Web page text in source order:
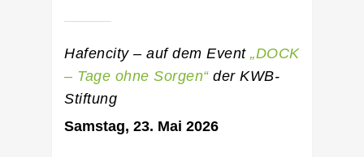
Hafencity – auf dem Event„DOCK
– Tage ohne Sorgen“der KWB-
Stiftung
Samstag, 23. Mai 2026